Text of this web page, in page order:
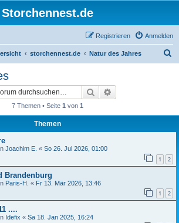
Storchennest.de
Anmelden
Registrieren
storchennest.de Natur des Jahres
Suche
7 Themen • Seite 1 von 1
Themen
Joachim E. « So 26. Jul 2026, 01:00
1 2
Brandenburg
Paris-H. « Fr 13. Mär 2026, 13:46
1 2
....
Idefix « Sa 18. Jan 2025, 16:24